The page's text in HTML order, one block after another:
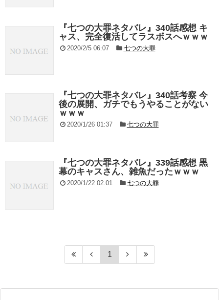
『七つの大罪ネタバレ』340話感想 キ
ャス、完全復活してラスボスへｗｗｗ
2020/2/5 06:07 七つの大罪
『七つの大罪ネタバレ』340話考察 今
後の展開、ガチでもうやることがない
ｗｗｗ
2020/1/26 01:37 七つの大罪
『七つの大罪ネタバレ』339話感想 黒
幕のキャスさん、雑魚だったｗｗｗ
2020/1/22 02:01 七つの大罪
1